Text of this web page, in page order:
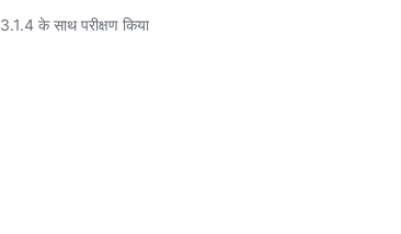
3.1.4 के साथ परीक्षण किया